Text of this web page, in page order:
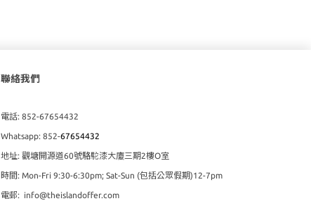
聯絡我們
電話: 852-67654432
Whatsapp: 852-67654432
地址: 觀塘開源道60號駱駝漆大廈三期2樓O室
時間: Mon-Fri 9:30-6:30pm; Sat-Sun (包括公眾假期)12-7pm
電郵: info@theislandoffer.com